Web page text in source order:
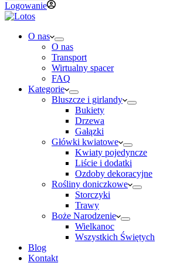
Logowanie
O nas
O nas
Transport
Wirtualny spacer
FAQ
Kategorie
Bluszcze i girlandy
Bukiety
Drzewa
Gałązki
Główki kwiatowe
Kwiaty pojedyncze
Liście i dodatki
Ozdoby dekoracyjne
Rośliny doniczkowe
Storczyki
Trawy
Boże Narodzenie
Wielkanoc
Wszystkich Świętych
Blog
Kontakt